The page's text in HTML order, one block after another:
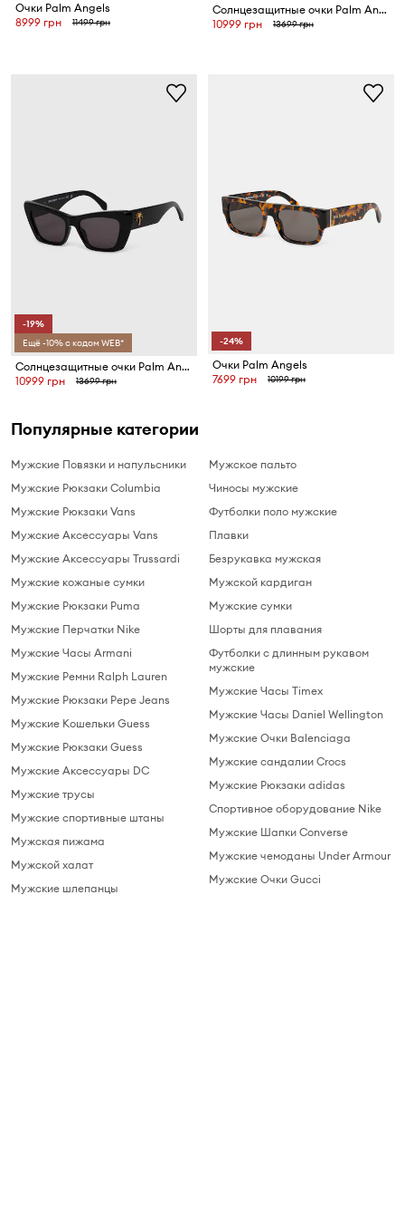
Очки Palm Angels
8999 грн
11499 грн
Солнцезащитные очки Palm Angels
10999 грн
13699 грн
-19%
Ещё -10% с кодом WEB*
Солнцезащитные очки Palm Angels
10999 грн
13699 грн
-24%
Очки Palm Angels
7699 грн
10199 грн
Популярные категории
Мужские Повязки и напульсники
Мужские Рюкзаки Columbia
Мужские Рюкзаки Vans
Мужские Аксессуары Vans
Мужские Аксессуары Trussardi
Мужские кожаные сумки
Мужские Рюкзаки Puma
Мужские Перчатки Nike
Мужские Часы Armani
Мужские Ремни Ralph Lauren
Мужские Рюкзаки Pepe Jeans
Мужские Кошельки Guess
Мужские Рюкзаки Guess
Мужские Аксессуары DC
Мужские трусы
Мужские спортивные штаны
Мужская пижама
Мужской халат
Мужские шлепанцы
Мужское пальто
Чиносы мужские
Футболки поло мужские
Плавки
Безрукавка мужская
Мужской кардиган
Мужские сумки
Шорты для плавания
Футболки с длинным рукавом
мужские
Мужские Часы Timex
Мужские Часы Daniel Wellington
Мужские Очки Balenciaga
Мужские сандалии Crocs
Мужские Рюкзаки adidas
Спортивное оборудование Nike
Мужские Шапки Converse
Мужские чемоданы Under Armour
Мужские Очки Gucci